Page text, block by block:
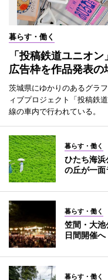
暮らす・働く
「投稿鉄道ユニオ
広告枠を作品発表
茨城県にゆかりのあるグラ
ィブプロジェクト「投稿鉄
線の車内で行われている。
暮らす・働く
ひたち海
の丘が一面
暮らす・働く
笠間・大
日間開催へ
暮らす・働く